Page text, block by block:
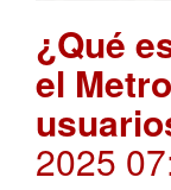
¿Qué
el
2025